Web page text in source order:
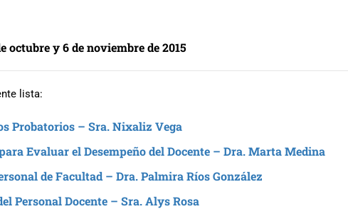
octubre y 6 de noviembre de 2015
lista:
Probatorios – Sra. Nixaliz Vega
Evaluar el Desempeño del Docente – Dra. Marta Medina
de Facultad – Dra. Palmira Ríos González
Personal Docente – Sra. Alys Rosa